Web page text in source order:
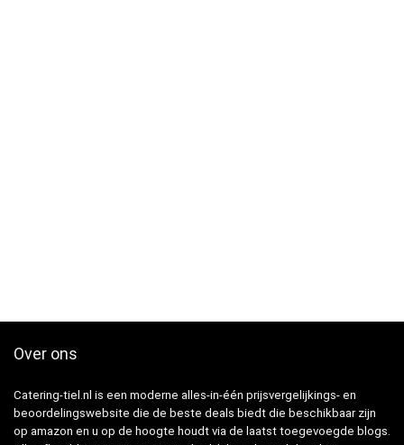
Over ons
Catering-tiel.nl is een moderne alles-in-één prijsvergelijkings- en
beoordelingswebsite die de beste deals biedt die beschikbaar zijn
op amazon en u op de hoogte houdt via de laatst toegevoegde blogs.